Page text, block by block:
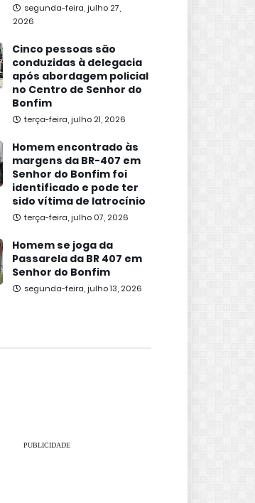
segunda-feira, julho 27,
2026
Cinco pessoas são
conduzidas à delegacia
após abordagem policial
no Centro de Senhor do
Bonfim
terça-feira, julho 21, 2026
Homem encontrado às
margens da BR-407 em
Senhor do Bonfim foi
identificado e pode ter
sido vítima de latrocínio
terça-feira, julho 07, 2026
Homem se joga da
Passarela da BR 407 em
Senhor do Bonfim
segunda-feira, julho 13, 2026
PUBLICIDADE